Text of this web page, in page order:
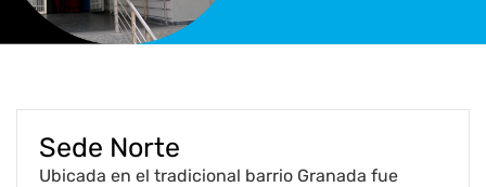
Sede Norte
Ubicada en el tradicional barrio Granada fue